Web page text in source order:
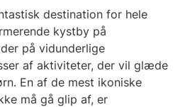
destination for hele
kystby på
på vidunderlige
af aktiviteter, der vil glæde
En af de mest ikoniske
må gå glip af, er